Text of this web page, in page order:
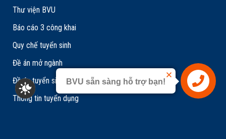
Thư viện BVU
Báo cáo 3 công khai
Quy chế tuyển sinh
Đề án mở ngành
Đề án tuyển sinh
Thông tin tuyển dụng
Liên hệ
BVU sẵn sàng hỗ trợ bạn!